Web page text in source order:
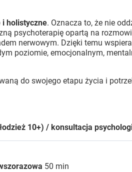
10+) / konsultacja
50 min
i holistyczne. Oznacza to, że nie
psychoterapię opartą na
nerwowym. Dzięki temu
poziomie, emocjonalnym,
do swojego etapu życia i